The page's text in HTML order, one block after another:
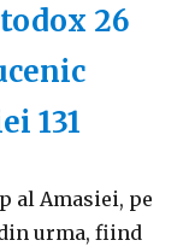
26
131
al Amasiei, pe
urma, fiind